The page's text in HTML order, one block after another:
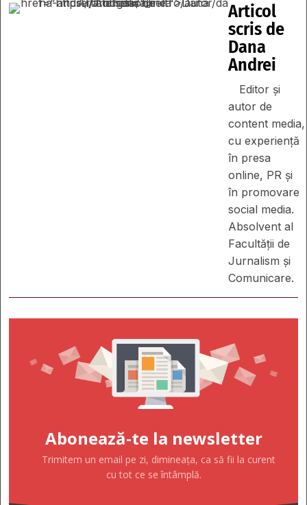
Articol
scris de
Dana
Andrei
Editor și
autor de
content media,
cu experiență
în presa
online, PR și
în promovare
social media.
Absolvent al
Facultății de
Jurnalism și
Comunicare.
Abonează-te la newsletter
Trimitem un email pe zi, dimineața, ca să fii la curent
cu tot ce se întâmplă.